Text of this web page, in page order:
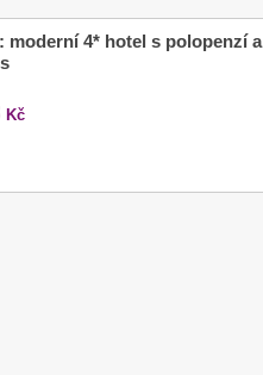
moderní 4* hotel s polopenzí a
Kč